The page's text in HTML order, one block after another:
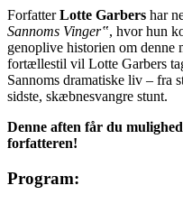
ForfatterLotte Garbers har
Sannoms Vinger‟, hvor hun
genoplive historien om denne
fortællestil vil Lotte Garbers
Sannoms dramatiske liv – fra
sidste, skæbnesvangre stunt.
Denne aften får du
forfatteren!
Program: